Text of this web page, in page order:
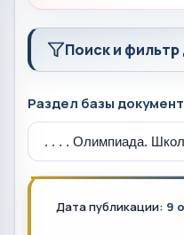
Поиск и
Раздел базы
Дата публикации: 9